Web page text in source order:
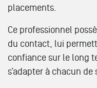
placements.
Ce professionnel
du contact, lui
confiance sur le long
s’adapter à chacun